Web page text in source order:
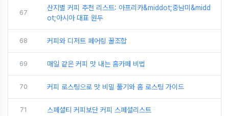
67
산지별 커피 추천 리스트: 아프리카&middot;중남미&midd
ot;아시아 대표 원두
68 커피와 디저트 페어링 꿀조합
69 매일 같은 커피 맛 내는 홈카페 비법
70 커피 로스팅으로 맛 비밀 풀기와 홈 로스팅 가이드
71 스페셜티 커피보단 커피 스페셜리스트